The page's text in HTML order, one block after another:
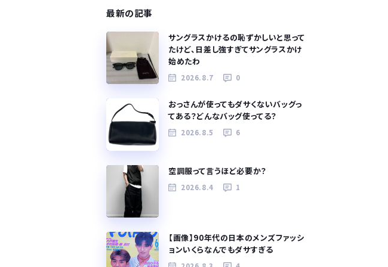
最新の記事
サングラスかけるの恥ずかしいと思って
たけど、日差し強すぎてサングラスかけ
始めたわ
2026.8.7 0
おっさんが使ってもダサくないバッグっ
てある？どんなバッグ使ってる？
2026.8.5 6
空調服って言うほど必要か？
2026.8.4 1
【画像】90年代の日本のメンズファッシ
ョンいくらなんでもダサすぎる